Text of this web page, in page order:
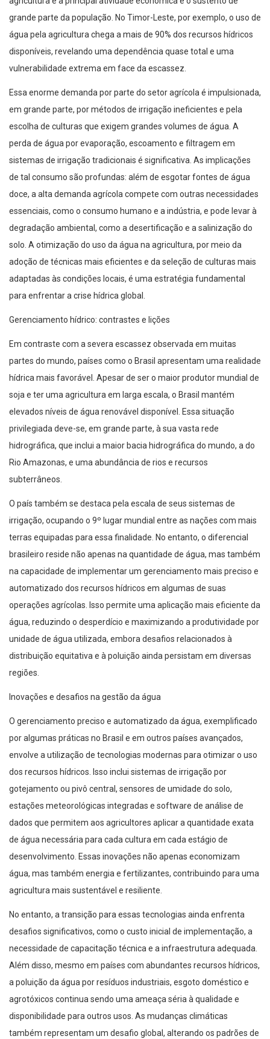
grande parte da população. No Timor-Leste, por exemplo, o uso de
água pela agricultura chega a mais de 90% dos recursos hídricos
disponíveis, revelando uma dependência quase total e uma
vulnerabilidade extrema em face da escassez.
Essa enorme demanda por parte do setor agrícola é impulsionada,
em grande parte, por métodos de irrigação ineficientes e pela
escolha de culturas que exigem grandes volumes de água. A
perda de água por evaporação, escoamento e filtragem em
sistemas de irrigação tradicionais é significativa. As implicações
de tal consumo são profundas: além de esgotar fontes de água
doce, a alta demanda agrícola compete com outras necessidades
essenciais, como o consumo humano e a indústria, e pode levar à
degradação ambiental, como a desertificação e a salinização do
solo. A otimização do uso da água na agricultura, por meio da
adoção de técnicas mais eficientes e da seleção de culturas mais
adaptadas às condições locais, é uma estratégia fundamental
para enfrentar a crise hídrica global.
Gerenciamento hídrico: contrastes e lições
Em contraste com a severa escassez observada em muitas
partes do mundo, países como o Brasil apresentam uma realidade
hídrica mais favorável. Apesar de ser o maior produtor mundial de
soja e ter uma agricultura em larga escala, o Brasil mantém
elevados níveis de água renovável disponível. Essa situação
privilegiada deve-se, em grande parte, à sua vasta rede
hidrográfica, que inclui a maior bacia hidrográfica do mundo, a do
Rio Amazonas, e uma abundância de rios e recursos
subterrâneos.
O país também se destaca pela escala de seus sistemas de
irrigação, ocupando o 9º lugar mundial entre as nações com mais
terras equipadas para essa finalidade. No entanto, o diferencial
brasileiro reside não apenas na quantidade de água, mas também
na capacidade de implementar um gerenciamento mais preciso e
automatizado dos recursos hídricos em algumas de suas
operações agrícolas. Isso permite uma aplicação mais eficiente da
água, reduzindo o desperdício e maximizando a produtividade por
unidade de água utilizada, embora desafios relacionados à
distribuição equitativa e à poluição ainda persistam em diversas
regiões.
Inovações e desafios na gestão da água
O gerenciamento preciso e automatizado da água, exemplificado
por algumas práticas no Brasil e em outros países avançados,
envolve a utilização de tecnologias modernas para otimizar o uso
dos recursos hídricos. Isso inclui sistemas de irrigação por
gotejamento ou pivô central, sensores de umidade do solo,
estações meteorológicas integradas e software de análise de
dados que permitem aos agricultores aplicar a quantidade exata
de água necessária para cada cultura em cada estágio de
desenvolvimento. Essas inovações não apenas economizam
água, mas também energia e fertilizantes, contribuindo para uma
agricultura mais sustentável e resiliente.
No entanto, a transição para essas tecnologias ainda enfrenta
desafios significativos, como o custo inicial de implementação, a
necessidade de capacitação técnica e a infraestrutura adequada.
Além disso, mesmo em países com abundantes recursos hídricos,
a poluição da água por resíduos industriais, esgoto doméstico e
agrotóxicos continua sendo uma ameaça séria à qualidade e
disponibilidade para outros usos. As mudanças climáticas
também representam um desafio global, alterando os padrões de